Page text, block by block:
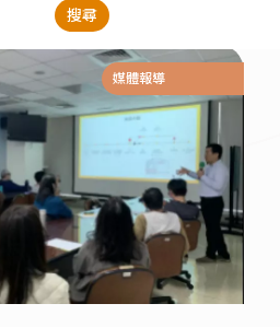
搜尋
媒體報導